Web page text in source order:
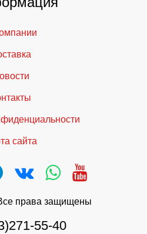
сайта
права защищены
55-40